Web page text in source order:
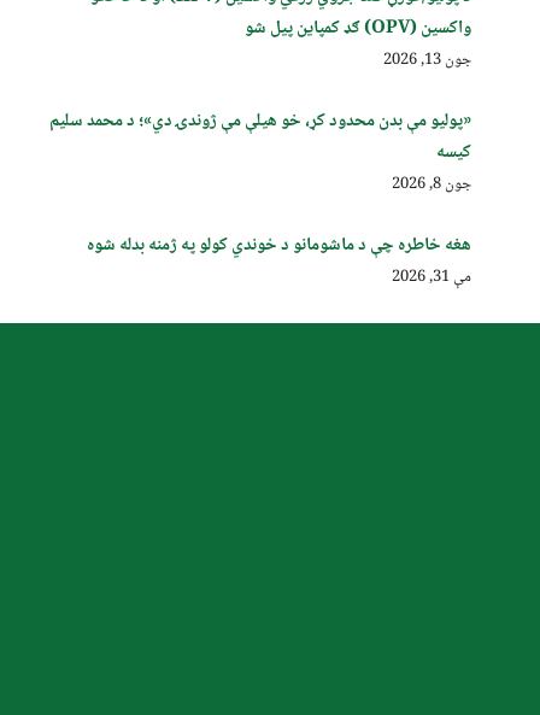
واکسین (OPV) ګډ کمپاین پيل شو
جون 13, 2026
«پولیو مې بدن محدود کړ، خو هیلې مې ژوندۍ دي»؛ د محمد سلیم
کیسه
جون 8, 2026
هغه خاطره چې د ماشومانو د خوندي کولو په ژمنه بدله شوه
مې 31, 2026